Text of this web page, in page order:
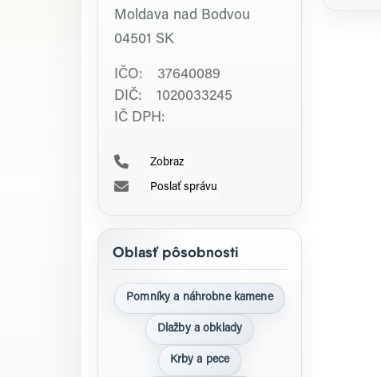
Moldava nad Bodvou
04501 SK
IČO: 37640089
DIČ: 1020033245
IČ DPH:
Zobraz
Poslať správu
Oblasť pôsobnosti
Pomníky a náhrobne kamene
Dlažby a obklady
Krby a pece